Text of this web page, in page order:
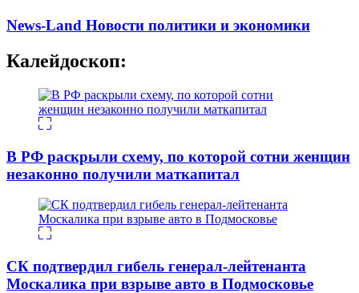
News-Land Новости политики и экономики
Калейдоскоп:
В РФ раскрыли схему, по которой сотни женщин
незаконно получили маткапитал
СК подтвердил гибель генерал-лейтенанта
Москалика при взрыве авто в Подмосковье